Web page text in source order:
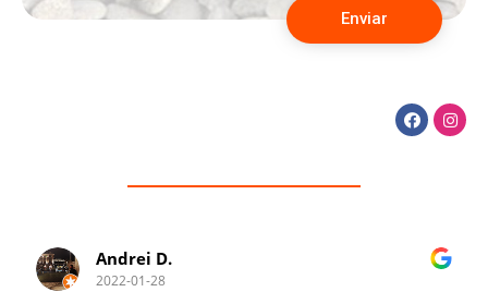
Enviar
Andrei D.
2022-01-28